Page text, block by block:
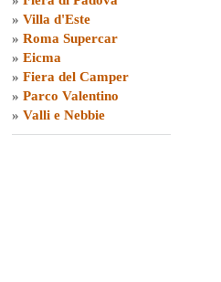
» Villa d'Este
» Roma Supercar
» Eicma
» Fiera del Camper
» Parco Valentino
» Valli e Nebbie